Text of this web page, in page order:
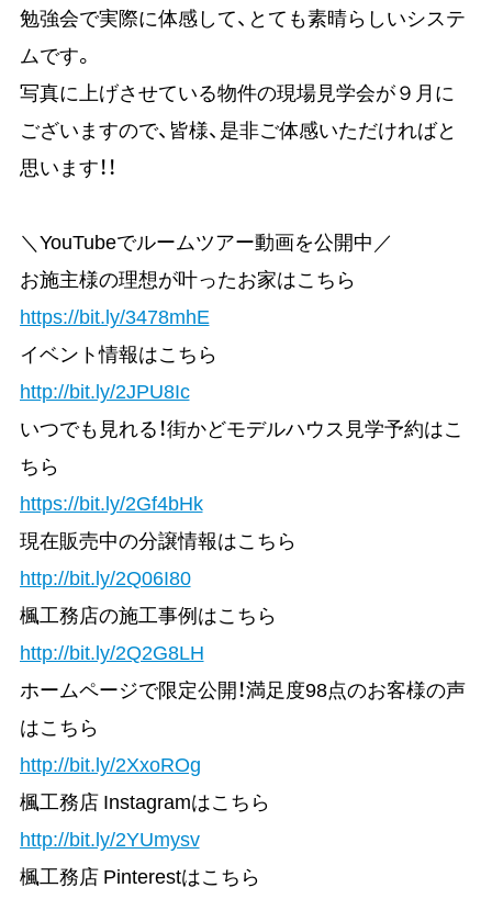
勉強会で実際に体感して、とても素晴らしいシステ
ムです。
写真に上げさせている物件の現場見学会が９月に
ございますので、皆様、是非ご体感いただければと
思います！！
＼YouTubeでルームツアー動画を公開中／
お施主様の理想が叶ったお家はこちら
https://bit.ly/3478mhE
イベント情報はこちら
http://bit.ly/2JPU8Ic
いつでも見れる！街かどモデルハウス見学予約はこ
ちら
https://bit.ly/2Gf4bHk
現在販売中の分譲情報はこちら
http://bit.ly/2Q06I80
楓工務店の施工事例はこちら
http://bit.ly/2Q2G8LH
ホームページで限定公開！満足度98点のお客様の声
はこちら
http://bit.ly/2XxoROg
楓工務店 Instagramはこちら
http://bit.ly/2YUmysv
楓工務店 Pinterestはこちら